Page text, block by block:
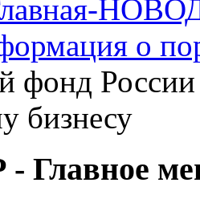
о
фонд России
бизнесу
Главное